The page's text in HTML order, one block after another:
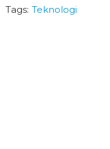
Tags: Teknologi